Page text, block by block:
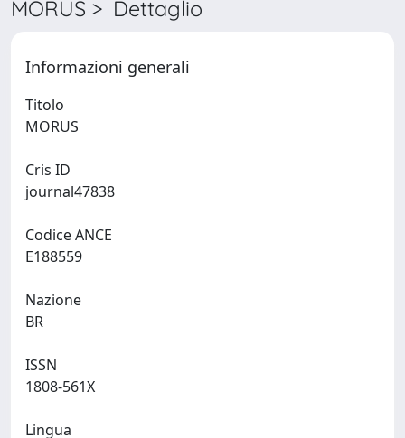
MORUS > Dettaglio
Informazioni generali
Titolo
Cris ID
Codice ANCE
Nazione
ISSN
Lingua